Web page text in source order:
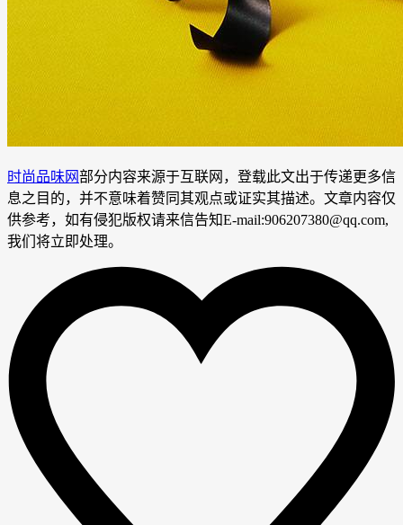
时尚品味网部分内容来源于互联网，登载此文出于传递更多信
息之目的，并不意味着赞同其观点或证实其描述。文章内容仅
供参考，如有侵犯版权请来信告知E-mail:906207380@qq.com,
我们将立即处理。